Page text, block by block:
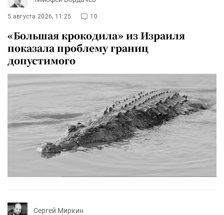
5 августа 2026, 11:25 10
«Большая крокодила» из Израиля
показала проблему границ
допустимого
Сергей Миркин